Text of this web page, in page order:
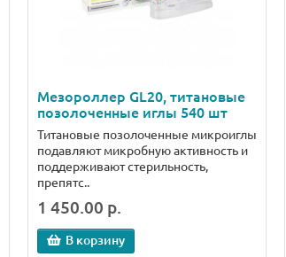
Мезороллер GL20, титановые
позолоченные иглы 540 шт
Титановые позолоченные микроиглы
подавляют микробную активность и
поддерживают стерильность,
препятс..
1 450.00 р.
В корзину